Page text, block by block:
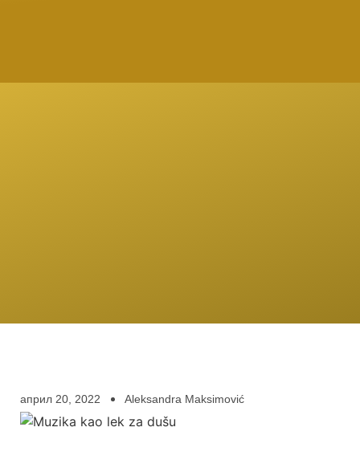
април 20, 2022 Aleksandra Maksimović